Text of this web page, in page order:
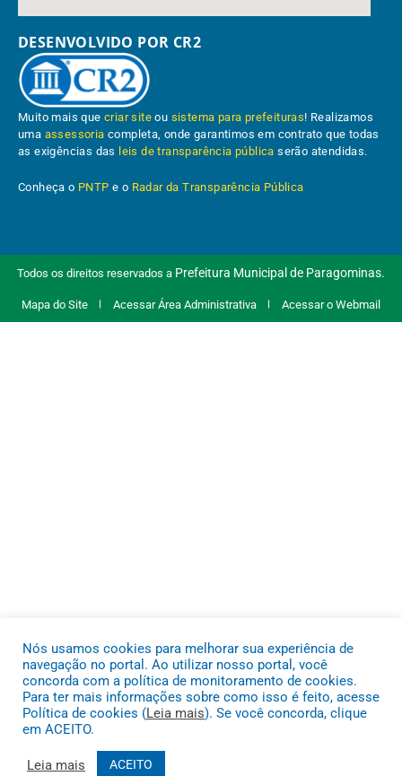
DESENVOLVIDO POR CR2
Muito mais quecriar site ou sistema para prefeituras! Realizamos
uma assessoria completa, onde garantimos em contrato que todas
as exigências das leis de transparência pública serão atendidas.
Conheça o PNTP e o Radar da Transparência Pública
Todos os direitos reservados a Prefeitura Municipal de Paragominas.
Mapa do Site Acessar Área Administrativa Acessar o Webmail
Nós usamos cookies para melhorar sua experiência de
navegação no portal. Ao utilizar nosso portal, você
concorda com a política de monitoramento de cookies.
Para ter mais informações sobre como isso é feito, acesse
Política de cookies (Leia mais). Se você concorda, clique
em ACEITO.
Leia mais ACEITO